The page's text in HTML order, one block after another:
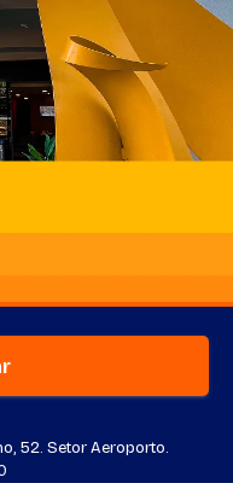
52. Setor Aeroporto.